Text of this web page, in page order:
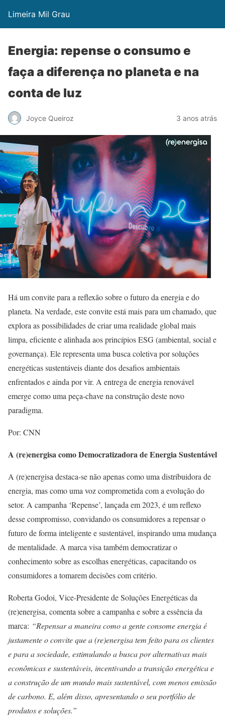
Limeira Mil Grau
Energia: repense o consumo e
faça a diferença no planeta e na
conta de luz
Joyce Queiroz 3 anos atrás
Há um convite para a reflexão sobre o futuro da energia e do
planeta. Na verdade, este convite está mais para um chamado, que
explora as possibilidades de criar uma realidade global mais
limpa, eficiente e alinhada aos princípios ESG (ambiental, social e
governança). Ele representa uma busca coletiva por soluções
energéticas sustentáveis diante dos desafios ambientais
enfrentados e ainda por vir. A entrega de energia renovável
emerge como uma peça-chave na construção deste novo
paradigma.
Por: CNN
A (re)energisa como Democratizadora de Energia Sustentável
A (re)energisa destaca-se não apenas como uma distribuidora de
energia, mas como uma voz comprometida com a evolução do
setor. A campanha ‘Repense’, lançada em 2023, é um reflexo
desse compromisso, convidando os consumidores a repensar o
futuro de forma inteligente e sustentável, inspirando uma mudança
de mentalidade. A marca visa também democratizar o
conhecimento sobre as escolhas energéticas, capacitando os
consumidores a tomarem decisões com critério.
Roberta Godoi, Vice-Presidente de Soluções Energéticas da
(re)energisa, comenta sobre a campanha e sobre a essência da
marca: “Repensar a maneira como a gente consome energia é
justamente o convite que a (re)energisa tem feito para os clientes
e para a sociedade, estimulando a busca por alternativas mais
econômicas e sustentáveis, incentivando a transição energética e
a construção de um mundo mais sustentável, com menos emissão
de carbono. E, além disso, apresentando o seu portfólio de
produtos e soluções.”